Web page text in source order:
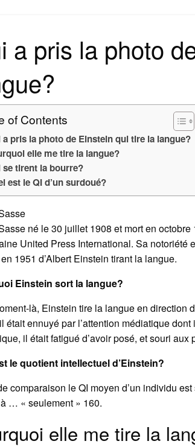
a pris la photo
of Contents
a pris la photo de Einstein qui tire la langue?
elle me tire la langue?
se tirent la bourre?
est le QI d’un surdoué?
né le 30 juillet 1908 et mort en
United Press International. Sa notoriété
1951 d’Albert Einstein tirant la langue.
Einstein sort la langue?
là, Einstein tire la langue en
était ennuyé par l’attention médiatique
il était fatigué d’avoir posé, et souri
le quotient intellectuel d’Einstein?
comparaison le QI moyen d’un individu
… « seulement » 160.
elle me tire la